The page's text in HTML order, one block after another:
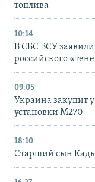
топлива
10:14
В СБС ВСУ
российского
09:05
Украина закупит
установки M270
18:10
Старший сын